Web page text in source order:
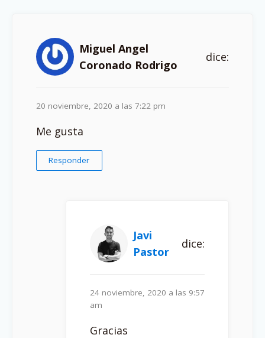
Miguel Angel
Coronado Rodrigo
dice:
20 noviembre, 2020 a las 7:22 pm
Me gusta
Responder
Javi
Pastor
dice:
24 noviembre, 2020 a las 9:57
am
Gracias